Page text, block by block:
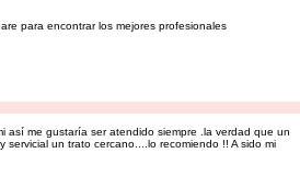
para encontrar los mejores profesionales
así me gustaría ser atendido siempre .la verdad que un
servicial un trato cercano....lo recomiendo !! A sido mi